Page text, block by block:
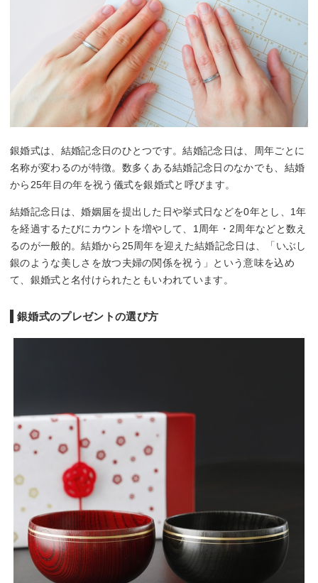
銀婚式は、結婚記念日のひとつです。結婚記念日は、周年ごとに
名称が変わるのが特徴。数多くある結婚記念日のなかでも、結婚
から25年目の年を祝う儀式を銀婚式と呼びます。
結婚記念日は、婚姻届を提出した日や挙式日などを0年とし、1年
を経過するたびにカウントを増やして、1周年・2周年などと数え
るのが一般的。結婚から25周年を迎えた結婚記念日は、「いぶし
銀のような美しさを放つ夫婦の関係を祝う」という意味を込め
て、銀婚式と名付けられたともいわれています。
銀婚式のプレゼントの選び方